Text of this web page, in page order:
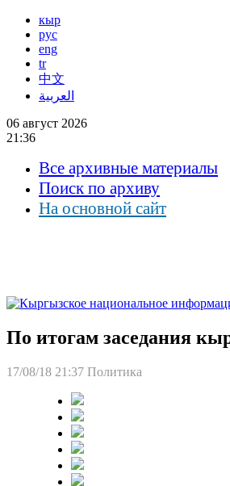
кыр
рус
eng
tr
中文
العربية
06 август 2026
21:36
Все архивные материалы
Поиск по архиву
На основной сайт
По итогам заседания
17/08/18 21:37 Политика